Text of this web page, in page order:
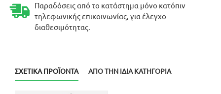
Παραδόσεις από το κατάστημα μόνο κατόπιν
τηλεφωνικής επικοινωνίας, για έλεγχο
διαθεσιμότητας.
ΣΧΕΤΙΚΆ ΠΡΟΪΌΝΤΑ ΑΠΌ ΤΗΝ ΊΔΙΑ ΚΑΤΗΓΟΡΊΑ